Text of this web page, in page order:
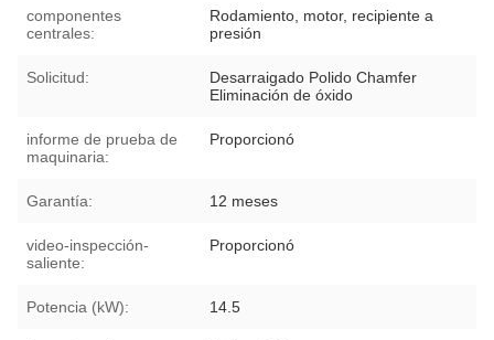
componentes
centrales:
Rodamiento, motor, recipiente a
presión
Solicitud:
Desarraigado Polido Chamfer
Eliminación de óxido
informe de prueba de
maquinaria:
Proporcionó
Garantía: 12 meses
video-inspección-
saliente:
Proporcionó
Potencia (kW): 14.5